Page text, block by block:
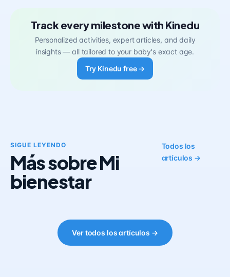
Track every milestone with Kinedu
Personalized activities, expert articles, and daily
insights — all tailored to your baby's exact age.
Try Kinedu free →
SIGUE LEYENDO
Más sobre Mi
bienestar
Todos los
artículos →
Ver todos los artículos →